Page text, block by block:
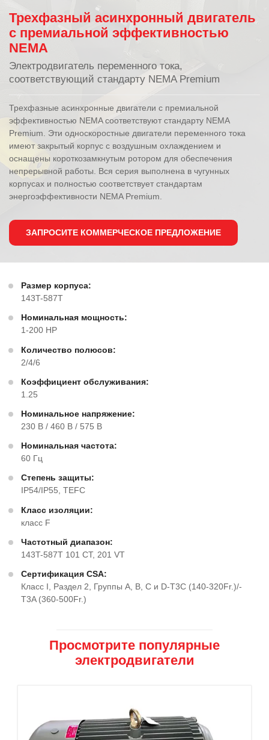
Трехфазный асинхронный двигатель
с премиальной эффективностью
NEMA
Электродвигатель переменного тока,
соответствующий стандарту NEMA Premium
Трехфазные асинхронные двигатели с премиальной
эффективностью NEMA соответствуют стандарту NEMA
Premium. Эти односкоростные двигатели переменного тока
имеют закрытый корпус с воздушным охлаждением и
оснащены короткозамкнутым ротором для обеспечения
непрерывной работы. Вся серия выполнена в чугунных
корпусах и полностью соответствует стандартам
энергоэффективности NEMA Premium.
ЗАПРОСИТЕ КОММЕРЧЕСКОЕ ПРЕДЛОЖЕНИЕ
Размер корпуса:
143T-587T
Номинальная мощность:
1-200 HP
Количество полюсов:
2/4/6
Коэффициент обслуживания:
1.25
Номинальное напряжение:
230 В / 460 В / 575 В
Номинальная частота:
60 Гц
Степень защиты:
IP54/IP55, TEFC
Класс изоляции:
класс F
Частотный диапазон:
143T-587T 101 CT, 201 VT
Сертификация CSA:
Класс I, Раздел 2, Группы A, B, C и D-T3C (140-320Fr.)/-
T3A (360-500Fr.)
Просмотрите популярные
электродвигатели